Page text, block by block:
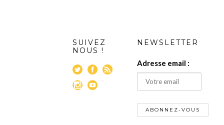
SUIVEZ
NOUS !
NEWSLETTER
Adresse email :